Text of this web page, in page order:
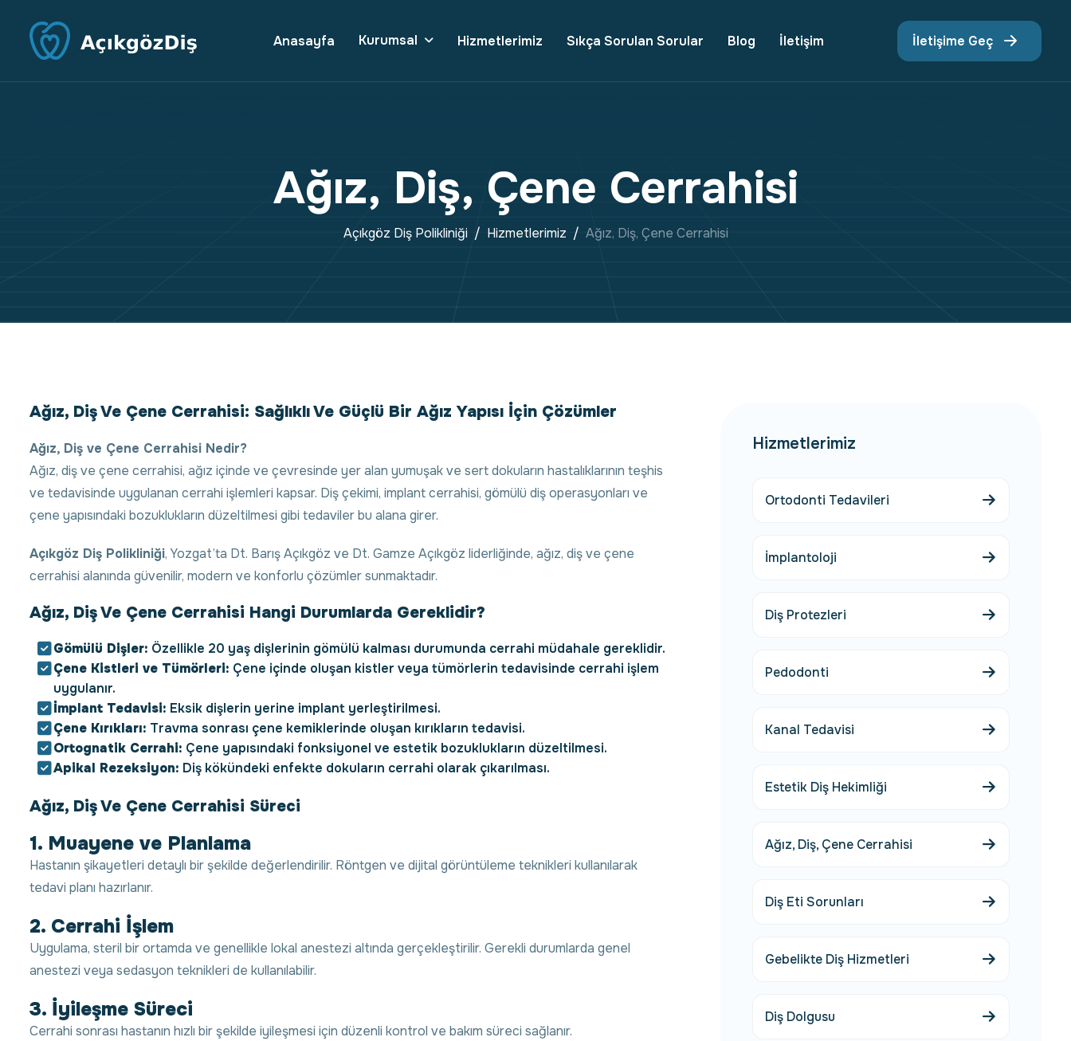
Anasayfa Kurumsal Hizmetlerimiz Sıkça Sorulan Sorular Blog İletişim İletişime Geç
Ağız, Diş, Çene Cerrahisi
Açıkgöz Diş Polikliniği Hizmetlerimiz Ağız, Diş, Çene Cerrahisi
Ağız, Diş Ve Çene Cerrahisi: Sağlıklı Ve Güçlü Bir Ağız Yapısı İçin Çözümler
Ağız, Diş ve Çene Cerrahisi Nedir?
Ağız, diş ve çene cerrahisi, ağız içinde ve çevresinde yer alan yumuşak ve sert dokuların hastalıklarının teşhis
ve tedavisinde uygulanan cerrahi işlemleri kapsar. Diş çekimi, implant cerrahisi, gömülü diş operasyonları ve
çene yapısındaki bozuklukların düzeltilmesi gibi tedaviler bu alana girer.
Açıkgöz Diş Polikliniği, Yozgat’ta Dt. Barış Açıkgöz ve Dt. Gamze Açıkgöz liderliğinde, ağız, diş ve çene
cerrahisi alanında güvenilir, modern ve konforlu çözümler sunmaktadır.
Ağız, Diş Ve Çene Cerrahisi Hangi Durumlarda Gereklidir?
Gömülü Dişler: Özellikle 20 yaş dişlerinin gömülü kalması durumunda cerrahi müdahale gereklidir.
Çene Kistleri ve Tümörleri: Çene içinde oluşan kistler veya tümörlerin tedavisinde cerrahi işlem
uygulanır.
İmplant Tedavisi: Eksik dişlerin yerine implant yerleştirilmesi.
Çene Kırıkları: Travma sonrası çene kemiklerinde oluşan kırıkların tedavisi.
Ortognatik Cerrahi: Çene yapısındaki fonksiyonel ve estetik bozuklukların düzeltilmesi.
Apikal Rezeksiyon: Diş kökündeki enfekte dokuların cerrahi olarak çıkarılması.
Ağız, Diş Ve Çene Cerrahisi Süreci
1. Muayene ve Planlama
Hastanın şikayetleri detaylı bir şekilde değerlendirilir. Röntgen ve dijital görüntüleme teknikleri kullanılarak
tedavi planı hazırlanır.
2. Cerrahi İşlem
Uygulama, steril bir ortamda ve genellikle lokal anestezi altında gerçekleştirilir. Gerekli durumlarda genel
anestezi veya sedasyon teknikleri de kullanılabilir.
3. İyileşme Süreci
Cerrahi sonrası hastanın hızlı bir şekilde iyileşmesi için düzenli kontrol ve bakım süreci sağlanır.
Hizmetlerimiz
Ortodonti Tedavileri
İmplantoloji
Diş Protezleri
Pedodonti
Kanal Tedavisi
Estetik Diş Hekimliği
Ağız, Diş, Çene Cerrahisi
Diş Eti Sorunları
Gebelikte Diş Hizmetleri
Diş Dolgusu